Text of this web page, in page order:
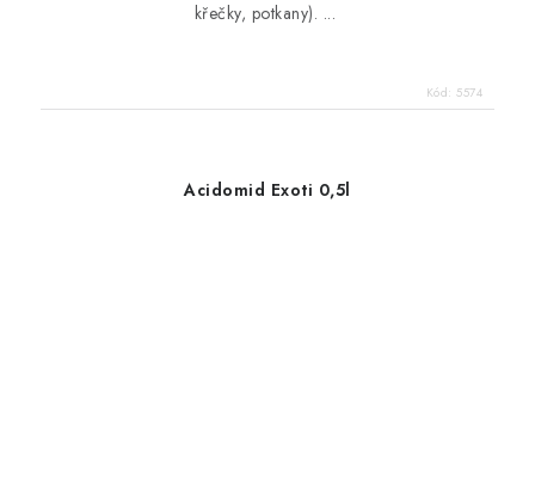
křečky, potkany). ...
Kód: 5574
Acidomid Exoti 0,5l